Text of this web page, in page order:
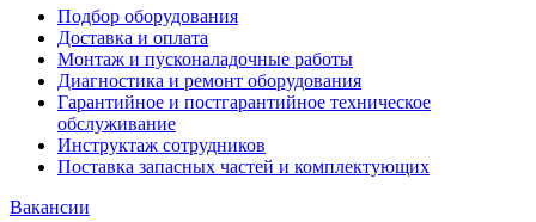
Подбор оборудования
Доставка и оплата
Монтаж и пусконаладочные работы
Диагностика и ремонт оборудования
Гарантийное и постгарантийное техническое
обслуживание
Инструктаж сотрудников
Поставка запасных частей и комплектующих
Вакансии